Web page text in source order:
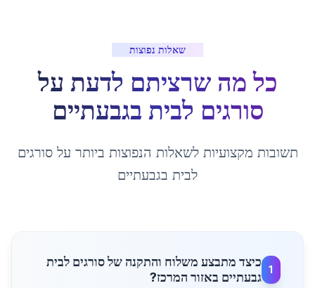
שאלות נפוצות
כל מה שרציתם לדעת על
סורגים לבית בגבעתיים
תשובות מקצועיות לשאלות הנפוצות ביותר עלסורגים
לבית בגבעתיים
1
כיצד מתבצע משלוח והתקנה של סורגים לבית
גבעתיים באזור המרכז?